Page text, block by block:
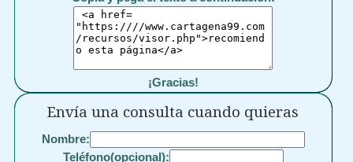
¡Gracias!
Envía una consulta cuando quieras
Nombre:
Teléfono(opcional):